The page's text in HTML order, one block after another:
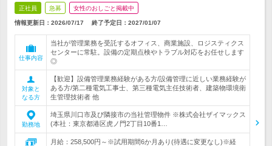
正社員 急募 女性のおしごと掲載中
情報更新日：2026/07/17 終了予定日： 2027/01/07
仕事内容
当社が管理業務を受託するオフィス、商業施設、ロジスティクス
センターに常駐。設備の定期点検やトラブル対応をお任せします
◎
対象と
なる方
【歓迎】設備管理業務経験がある方/設備管理に近しい業務経験が
ある方/第二種電気工事士、第三種電気主任技術者、建築物環境衛
生管理技術者 他
勤務地
埼玉県川口市及び隣接市の当社管理物件 ※株式会社ザイマックス
(本社：東京都港区虎ノ門2丁目10番1…
月給：258,500円～※試用期間6か月あり(待遇に変更なし)※経